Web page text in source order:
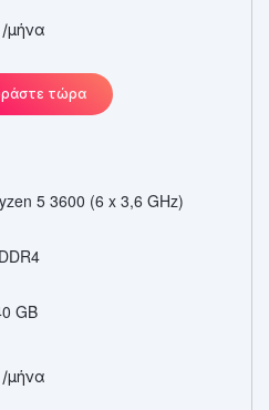
/μήνα
τώρα
5 3600 (6 x 3,6 GHz)
GB
/μήνα